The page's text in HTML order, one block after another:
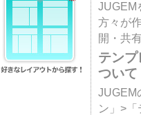
JUGEM
方々が
開・共
テン
ついて
JUGEM
ン」>